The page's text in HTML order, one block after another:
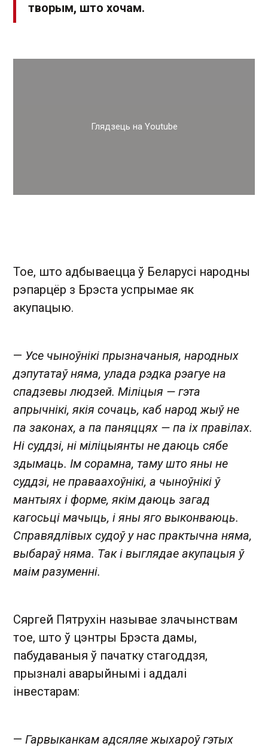
творым, што хочам.
Глядзець на Youtube
Тое, што адбываецца ў Беларусі народны
рэпарцёр з Брэста успрымае як
акупацыю.
— Усе чыноўнікі прызначаныя, народных
дэпутатаў няма, улада рэдка рэагуе на
спадзевы людзей. Міліцыя — гэта
апрычнікі, якія сочаць, каб народ жыў не
па законах, а па паняццях — па іх правілах.
Ні суддзі, ні міліцыянты не даюць сябе
здымаць. Ім сорамна, таму што яны не
суддзі, не праваахоўнікі, а чыноўнікі ў
мантыях і форме, якім даюць загад
кагосьці мачыць, і яны яго выконваюць.
Справядлівых судоў у нас практычна няма,
выбараў няма. Так і выглядае акупацыя ў
маім разуменні.
Сяргей Пятрухін называе злачынствам
тое, што ў цэнтры Брэста дамы,
пабудаваныя ў пачатку стагоддзя,
прызналі аварыйнымі і аддалі
інвестарам:
— Гарвыканкам адсяляе жыхароў гэтых